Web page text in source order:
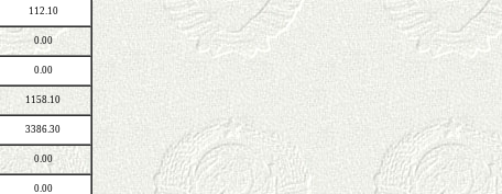
112.10
0.00
0.00
1158.10
3386.30
0.00
0.00